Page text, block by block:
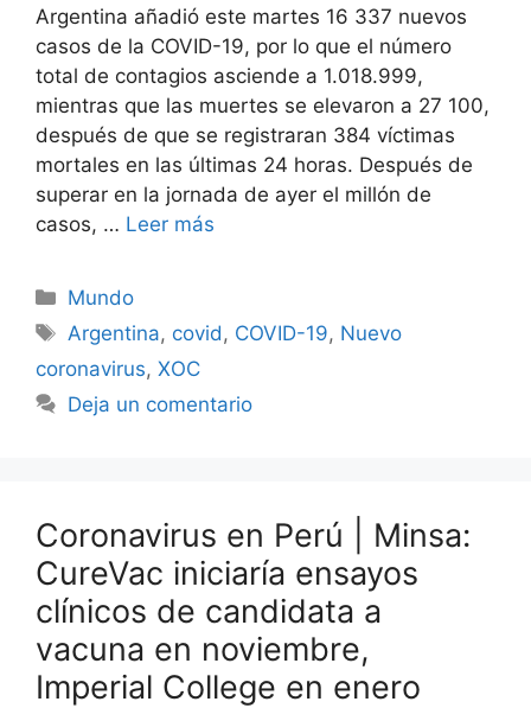
Argentina añadió este martes 16 337 nuevos
casos de la COVID-19, por lo que el número
total de contagios asciende a 1.018.999,
mientras que las muertes se elevaron a 27 100,
después de que se registraran 384 víctimas
mortales en las últimas 24 horas. Después de
superar en la jornada de ayer el millón de
casos, … Leer más
Categorías
Mundo
Etiquetas
Argentina, covid , COVID-19, Nuevo
coronavirus, XOC
Deja un comentario
Coronavirus en Perú | Minsa:
CureVac iniciaría ensayos
clínicos de candidata a
vacuna en noviembre,
Imperial College en enero